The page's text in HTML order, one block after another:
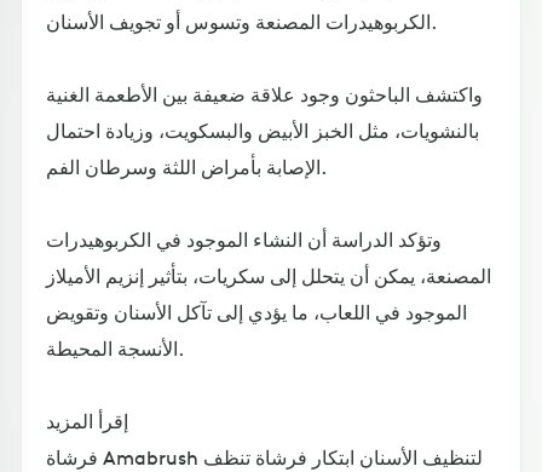
الكربوهيدرات المصنعة وتسوس أو تجويف الأسنان.
واكتشف الباحثون وجود علاقة ضعيفة بين الأطعمة الغنية
بالنشويات، مثل الخبز الأبيض والبسكويت، وزيادة احتمال
الإصابة بأمراض اللثة وسرطان الفم.
وتؤكد الدراسة أن النشاء الموجود في الكربوهيدرات
المصنعة، يمكن أن يتحلل إلى سكريات، بتأثير إنزيم الأميلاز
الموجود في اللعاب، ما يؤدي إلى تآكل الأسنان وتقويض
الأنسجة المحيطة.
إقرأ المزيد
فرشاة Amabrush لتنظيف الأسنان ابتكار فرشاة تنظف